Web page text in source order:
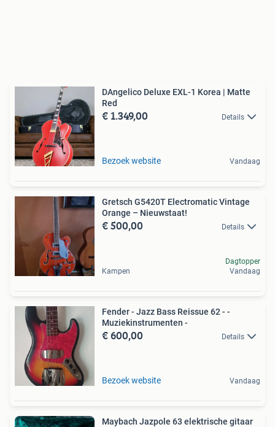
DAngelico Deluxe EXL-1 Korea | Matte
Red
€ 1.349,00 Details
Bezoek website Vandaag
Gretsch G5420T Electromatic Vintage
Orange – Nieuwstaat!
€ 500,00 Details
Kampen
Dagtopper
Vandaag
Fender - Jazz Bass Reissue 62 - -
Muziekinstrumenten -
€ 600,00 Details
Bezoek website Vandaag
Maybach Jazpole 63 elektrische gitaar